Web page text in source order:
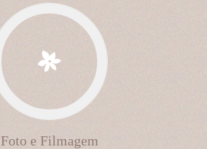
Foto e Filmagem